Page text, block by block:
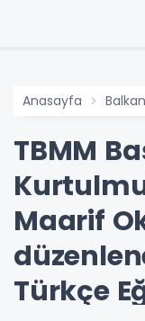
Anasayfa
TBMM
Maarif
Türkçe